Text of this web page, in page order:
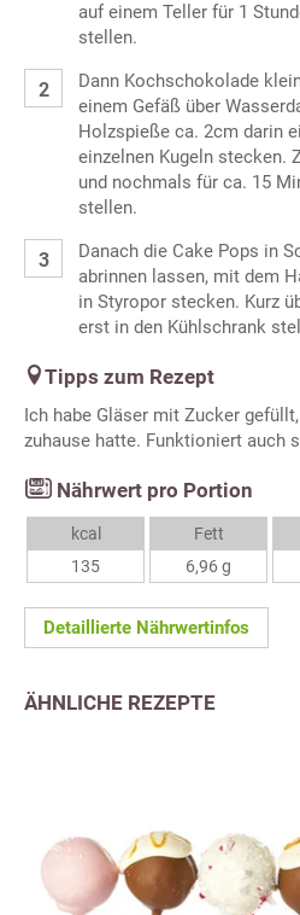
auf einem Teller für 1
stellen.
Dann Kochschokolade
einem Gefäß über
Holzspieße ca. 2cm darin
einzelnen Kugeln stecken.
und nochmals für ca. 15
stellen.
Danach die Cake Pops in
abrinnen lassen, mit dem
in Styropor stecken. Kurz
erst in den Kühlschrank
Tipps zum Rezept
Ich habe Gläser mit Zucker
zuhause hatte. Funktioniert auch
Nährwert pro Portion
kcal
135
Fett
6,96 g
Detaillierte Nährwertinfos
ÄHNLICHE REZEPTE